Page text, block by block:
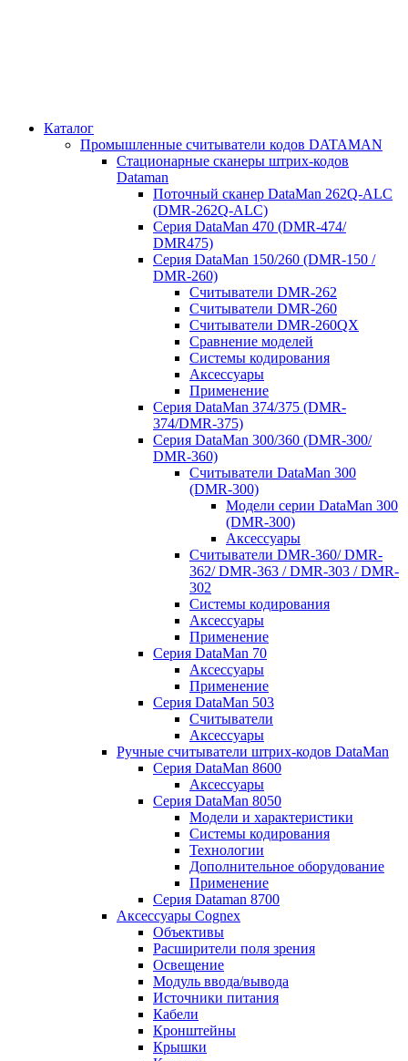
Каталог
Промышленные считыватели кодов DATAMAN
Стационарные сканеры штрих-кодов
Dataman
Поточный сканер DataMan 262Q-ALC
(DMR-262Q-ALC)
Серия DataMan 470 (DMR-474/
DMR475)
Cерия DataMan 150/260 (DMR-150 /
DMR-260)
Считыватели DMR-262
Считыватели DMR-260
Считыватели DMR-260QX
Сравнение моделей
Системы кодирования
Аксессуары
Применение
Серия DataMan 374/375 (DMR-
374/DMR-375)
Серия DataMan 300/360 (DMR-300/
DMR-360)
Считыватели DataMan 300
(DMR-300)
Модели серии DataMan 300
(DMR-300)
Аксессуары
Считыватели DMR-360/ DMR-
362/ DMR-363 / DMR-303 / DMR-
302
Системы кодирования
Аксессуары
Применение
Серия DataMan 70
Аксессуары
Применение
Серия DataMan 503
Считыватели
Аксессуары
Ручные считыватели штрих-кодов DataMan
Серия DataMan 8600
Аксессуары
Серия DataMan 8050
Модели и характеристики
Системы кодирования
Технологии
Дополнительное оборудование
Применение
Серия Dataman 8700
Аксессуары Cognex
Объективы
Расширители поля зрения
Освещение
Модуль ввода/вывода
Источники питания
Кабели
Кронштейны
Крышки